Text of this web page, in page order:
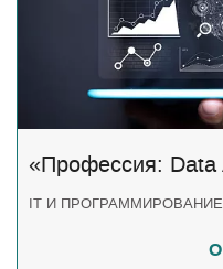
«Профессия: Data
IT И ПРОГРАММИРОВАНИЕ